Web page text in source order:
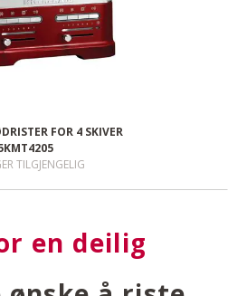
FOR 4 SKIVER
TILGJENGELIG
en deilig